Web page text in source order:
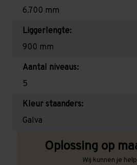
6.700 mm
Liggerlengte:
900 mm
Aantal niveaus:
5
Kleur staanders:
Galva
Oplossing op
Wij kunnen je